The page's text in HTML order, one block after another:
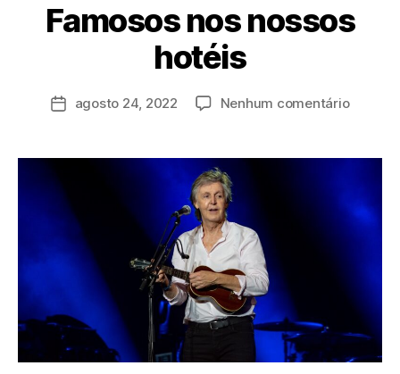
Famosos nos nossos
hotéis
P
o
r
d
agosto 24, 2022 Nenhum comentário